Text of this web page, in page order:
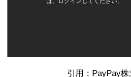
引用：PayPay株